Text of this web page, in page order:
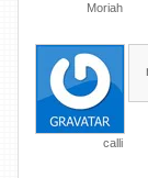
Moriah
calli